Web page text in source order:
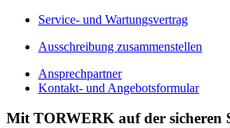
Service- und Wartungsvertrag
Ausschreibung zusammenstellen
Ansprechpartner
Kontakt- und Angebotsformular
MitTORWERK auf der sicheren